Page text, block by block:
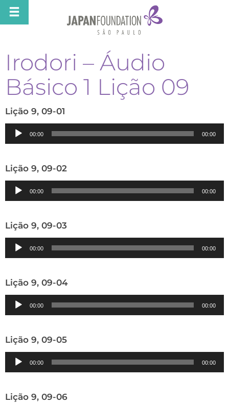
Irodori – Áudio
Básico 1 Lição 09
Lição 9, 09-01
Tocador
de
00:00 00:00
Lição 9, 09-02
Tocador
de
00:00 00:00
Lição 9, 09-03
Tocador
de
00:00 00:00
Lição 9, 09-04
Tocador
de
00:00 00:00
Lição 9, 09-05
Tocador
de
00:00 00:00
Lição 9, 09-06